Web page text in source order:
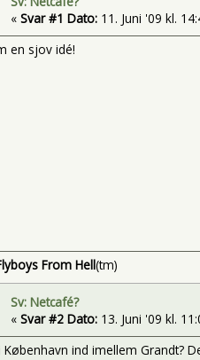
« Svar #1 Dato:11. Juni '09 kl.
en sjov idé!
From Hell(tm)
Sv: Netcafé?
« Svar #2 Dato:13. Juni '09 kl.
København ind imellem Grandt?